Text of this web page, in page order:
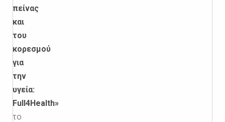
πείνας
και
του
κορεσμού
για
την
υγεία:
Full4Health»
το